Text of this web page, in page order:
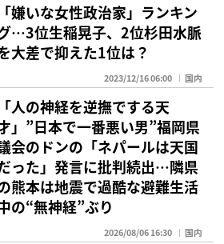
「嫌いな女性政治家」ランキン
…3位生稲晃子、2位杉田水脈
大差で抑えた1位は？
2023/12/16 06:00 国内
「人の神経を逆撫でする天
」”日本で一番悪い男”福岡県
会のドンの「ネパールは天国
った」発言に批判続出…隣県
熊本は地震で過酷な避難生活
の“無神経”ぶり
2026/08/06 16:30 国内